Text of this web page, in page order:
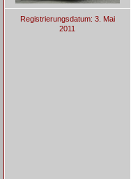
Registrierungsdatum: 3. Mai
2011